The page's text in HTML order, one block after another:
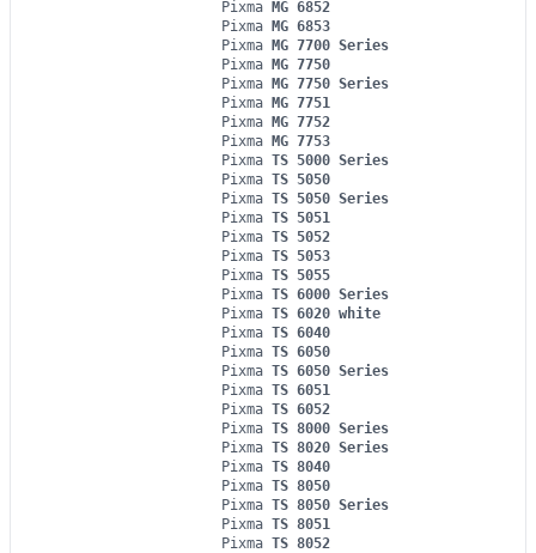
Pixma MG 6852
Pixma MG 6853
Pixma MG 7700 Series
Pixma MG 7750
Pixma MG 7750 Series
Pixma MG 7751
Pixma MG 7752
Pixma MG 7753
Pixma TS 5000 Series
Pixma TS 5050
Pixma TS 5050 Series
Pixma TS 5051
Pixma TS 5052
Pixma TS 5053
Pixma TS 5055
Pixma TS 6000 Series
Pixma TS 6020 white
Pixma TS 6040
Pixma TS 6050
Pixma TS 6050 Series
Pixma TS 6051
Pixma TS 6052
Pixma TS 8000 Series
Pixma TS 8020 Series
Pixma TS 8040
Pixma TS 8050
Pixma TS 8050 Series
Pixma TS 8051
Pixma TS 8052